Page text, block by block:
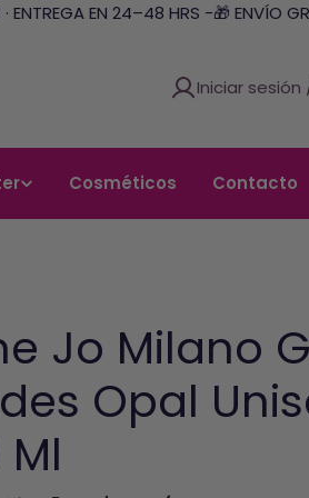
EN 24–48 HRS -🎁 ENVÍO
Iniciar
Cosméticos Contacto
Jo Milano
Opal